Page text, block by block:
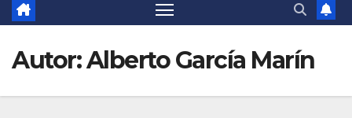
Autor:Alberto García Marín